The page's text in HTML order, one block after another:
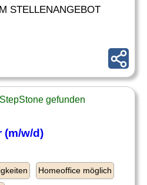
STELLENANGEBOT
gefunden
(m/w/d)
Homeoffice möglich